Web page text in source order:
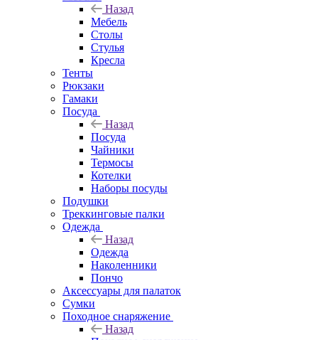
Назад
Мебель
Столы
Стулья
Кресла
Тенты
Рюкзаки
Гамаки
Посуда
Назад
Посуда
Чайники
Термосы
Котелки
Наборы посуды
Подушки
Треккинговые палки
Одежда
Назад
Одежда
Наколенники
Пончо
Аксессуары для палаток
Сумки
Походное снаряжение
Назад